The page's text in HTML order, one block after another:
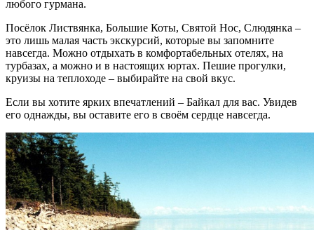
любого гурмана.
Посёлок Листвянка, Большие Коты, Святой Нос, Слюдянка –
это лишь малая часть экскурсий, которые вы запомните
навсегда. Можно отдыхать в комфортабельных отелях, на
турбазах, а можно и в настоящих юртах. Пешие прогулки,
круизы на теплоходе – выбирайте на свой вкус.
Если вы хотите ярких впечатлений – Байкал для вас. Увидев
его однажды, вы оставите его в своём сердце навсегда.